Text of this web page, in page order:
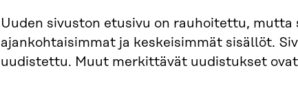
Uuden sivuston etusivu on rauhoitettu,
ajankohtaisimmat ja keskeisimmät sisällöt.
uudistettu. Muut merkittävät uudistukset